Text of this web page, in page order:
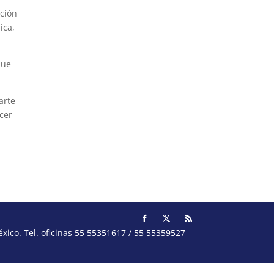
Tel. oficinas 55 55351617 / 55 55359527